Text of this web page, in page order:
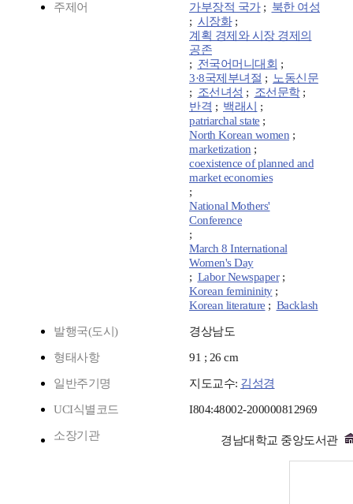
주제어 가부장적 국가; 북한 여성
; 시장화;
계획 경제와 시장 경제의
공존
; 전국어머니대회 ;
3·8국제부녀절 ; 노동신문
; 조선녀성 ; 조선문학;
반격 ; 백래시
;
patriarchal state ;
North Korean women ;
marketization ;
coexistence of planned and
market economies
;
National Mothers'
Conference
;
March 8 International
Women's Day
; Labor Newspaper;
Korean femininity;
Korean literature ; Backlash
발행국(도시) 경상남도
형태사항 91 ; 26 cm
일반주기명 지도교수: 김성경
UCI식별코드 I804:48002-200000812969
소장기관 경남대학교 중앙도서관